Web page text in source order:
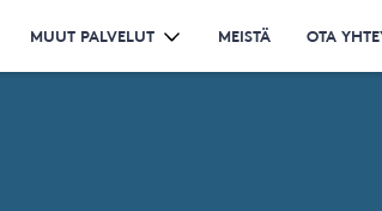
MUUT PALVELUT MEISTÄ OTA